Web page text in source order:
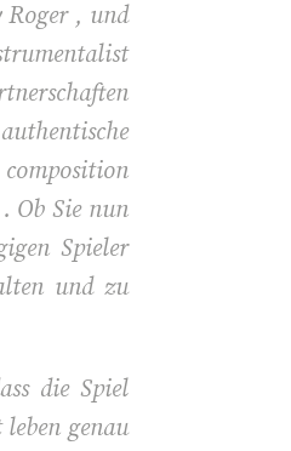
Roger , und
Ob Sie nun
Spieler
und zu
die Spiel
genau